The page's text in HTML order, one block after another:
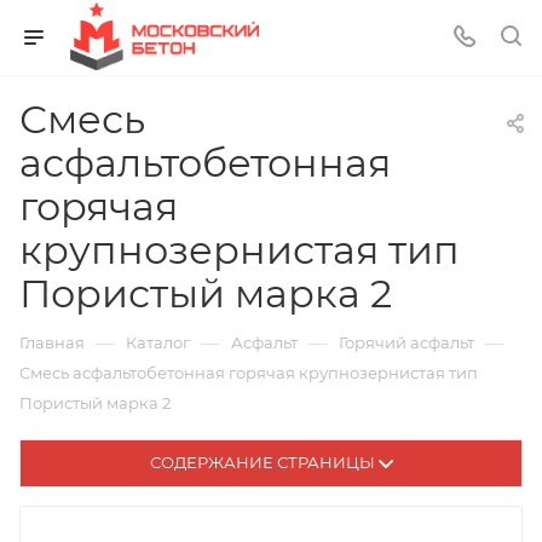
Смесь
асфальтобетонная
горячая
крупнозернистая тип
Пористый марка 2
Главная — Каталог — Асфальт — Горячий асфальт —
Смесь асфальтобетонная горячая крупнозернистая тип
Пористый марка 2
СОДЕРЖАНИЕ СТРАНИЦЫ